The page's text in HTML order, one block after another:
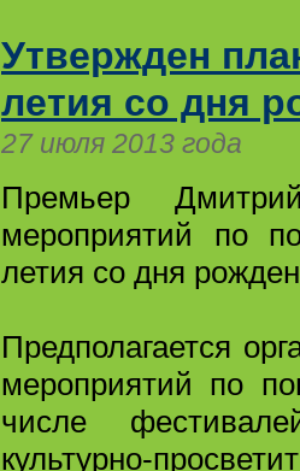
Утвержден
летия со дня
27 июля 2013 года
Премьер
мероприятий по
летия со дня
Предполагается
мероприятий по
числе
культурно-